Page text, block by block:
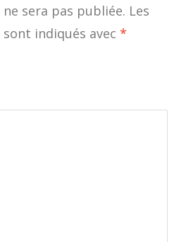
sera pas publiée. Les
indiqués avec *